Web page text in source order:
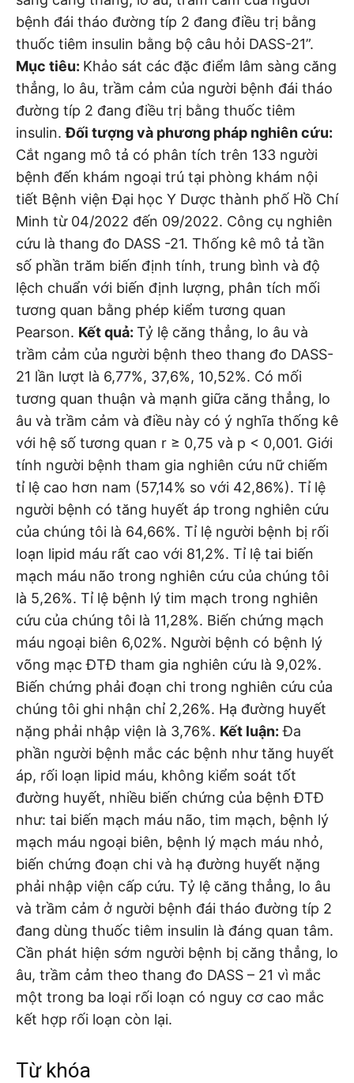
bệnh đái tháo đường típ 2 đang điều trị bằng
thuốc tiêm insulin bằng bộ câu hỏi DASS-21”.
Mục tiêu: Khảo sát các đặc điểm lâm sàng căng
thẳng, lo âu, trầm cảm của người bệnh đái tháo
đường típ 2 đang điều trị bằng thuốc tiêm
insulin.Đối tượng và phương pháp nghiên cứu:
Cắt ngang mô tả có phân tích trên 133 người
bệnh đến khám ngoại trú tại phòng khám nội
tiết Bệnh viện Đại học Y Dược thành phố Hồ Chí
Minh từ 04/2022 đến 09/2022. Công cụ nghiên
cứu là thang đo DASS -21. Thống kê mô tả tần
số phần trăm biến định tính, trung bình và độ
lệch chuẩn với biến định lượng, phân tích mối
tương quan bằng phép kiểm tương quan
Pearson. Kết quả: Tỷ lệ căng thẳng, lo âu và
trầm cảm của người bệnh theo thang đo DASS-
21 lần lượt là 6,77%, 37,6%, 10,52%. Có mối
tương quan thuận và mạnh giữa căng thẳng, lo
âu và trầm cảm và điều này có ý nghĩa thống kê
với hệ số tương quan r ≥ 0,75 và p < 0,001. Giới
tính người bệnh tham gia nghiên cứu nữ chiếm
tỉ lệ cao hơn nam (57,14% so với 42,86%). Tỉ lệ
người bệnh có tăng huyết áp trong nghiên cứu
của chúng tôi là 64,66%. Tỉ lệ người bệnh bị rối
loạn lipid máu rất cao với 81,2%. Tỉ lệ tai biến
mạch máu não trong nghiên cứu của chúng tôi
là 5,26%. Tỉ lệ bệnh lý tim mạch trong nghiên
cứu của chúng tôi là 11,28%. Biến chứng mạch
máu ngoại biên 6,02%. Người bệnh có bệnh lý
võng mạc ĐTĐ tham gia nghiên cứu là 9,02%.
Biến chứng phải đoạn chi trong nghiên cứu của
chúng tôi ghi nhận chỉ 2,26%. Hạ đường huyết
nặng phải nhập viện là 3,76%. Kết luận: Đa
phần người bệnh mắc các bệnh như tăng huyết
áp, rối loạn lipid máu, không kiểm soát tốt
đường huyết, nhiều biến chứng của bệnh ĐTĐ
như: tai biến mạch máu não, tim mạch, bệnh lý
mạch máu ngoại biên, bệnh lý mạch máu nhỏ,
biến chứng đoạn chi và hạ đường huyết nặng
phải nhập viện cấp cứu. Tỷ lệ căng thẳng, lo âu
và trầm cảm ở người bệnh đái tháo đường típ 2
đang dùng thuốc tiêm insulin là đáng quan tâm.
Cần phát hiện sớm người bệnh bị căng thẳng, lo
âu, trầm cảm theo thang đo DASS – 21 vì mắc
một trong ba loại rối loạn có nguy cơ cao mắc
kết hợp rối loạn còn lại.
Từ khóa